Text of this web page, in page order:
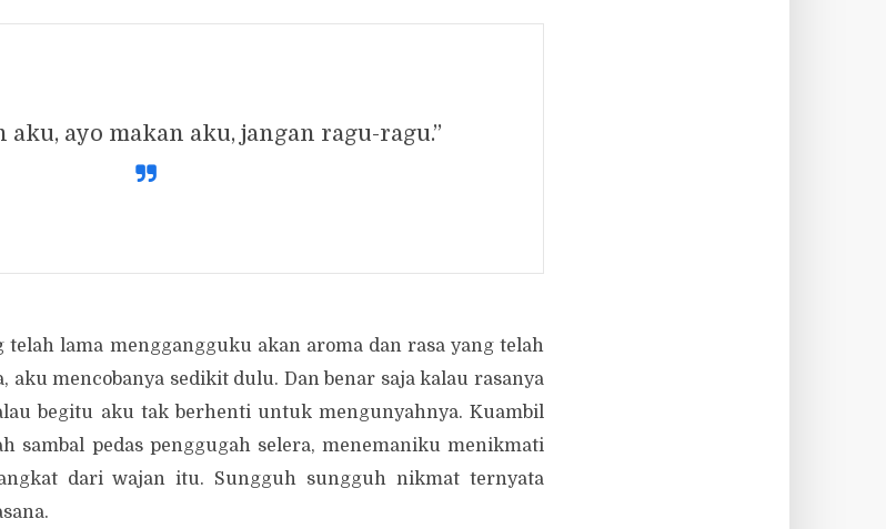
aku, ayo makan aku, jangan ragu-ragu.”
telah lama menggangguku akan aroma dan rasa yang telah
aku mencobanya sedikit dulu. Dan benar saja kalau rasanya
begitu aku tak berhenti untuk mengunyahnya. Kuambil
sambal pedas penggugah selera, menemaniku menikmati
dari wajan itu. Sungguh sungguh nikmat ternyata